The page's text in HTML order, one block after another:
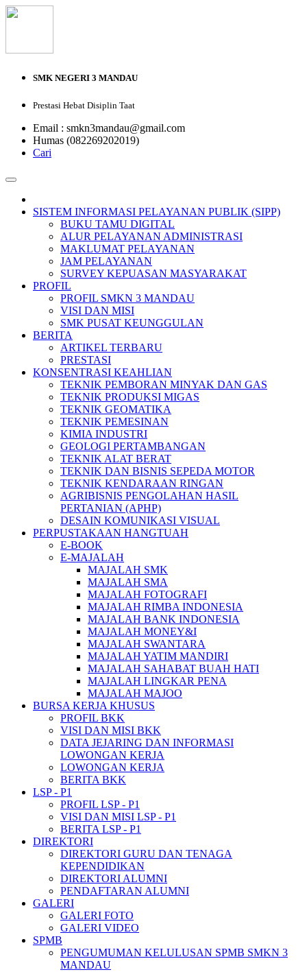
SMK NEGERI 3 MANDAU
Prestasi Hebat Disiplin Taat
Email : smkn3mandau@gmail.com
Humas (082269202019)
Cari
SISTEM INFORMASI PELAYANAN PUBLIK (SIPP)
BUKU TAMU DIGITAL
ALUR PELAYANAN ADMINISTRASI
MAKLUMAT PELAYANAN
JAM PELAYANAN
SURVEY KEPUASAN MASYARAKAT
PROFIL
PROFIL SMKN 3 MANDAU
VISI DAN MISI
SMK PUSAT KEUNGGULAN
BERITA
ARTIKEL TERBARU
PRESTASI
KONSENTRASI KEAHLIAN
TEKNIK PEMBORAN MINYAK DAN GAS
TEKNIK PRODUKSI MIGAS
TEKNIK GEOMATIKA
TEKNIK PEMESINAN
KIMIA INDUSTRI
GEOLOGI PERTAMBANGAN
TEKNIK ALAT BERAT
TEKNIK DAN BISNIS SEPEDA MOTOR
TEKNIK KENDARAAN RINGAN
AGRIBISNIS PENGOLAHAN HASIL
PERTANIAN (APHP)
DESAIN KOMUNIKASI VISUAL
PERPUSTAKAAN HANGTUAH
E-BOOK
E-MAJALAH
MAJALAH SMK
MAJALAH SMA
MAJALAH FOTOGRAFI
MAJALAH RIMBA INDONESIA
MAJALAH BANK INDONESIA
MAJALAH MONEY&I
MAJALAH SWANTARA
MAJALAH YATIM MANDIRI
MAJALAH SAHABAT BUAH HATI
MAJALAH LINGKAR PENA
MAJALAH MAJOO
BURSA KERJA KHUSUS
PROFIL BKK
VISI DAN MISI BKK
DATA JEJARING DAN INFORMASI
LOWONGAN KERJA
LOWONGAN KERJA
BERITA BKK
LSP - P1
PROFIL LSP - P1
VISI DAN MISI LSP - P1
BERITA LSP - P1
DIREKTORI
DIREKTORI GURU DAN TENAGA
KEPENDIDIKAN
DIREKTORI ALUMNI
PENDAFTARAN ALUMNI
GALERI
GALERI FOTO
GALERI VIDEO
SPMB
PENGUMUMAN KELULUSAN SPMB SMKN 3
MANDAU